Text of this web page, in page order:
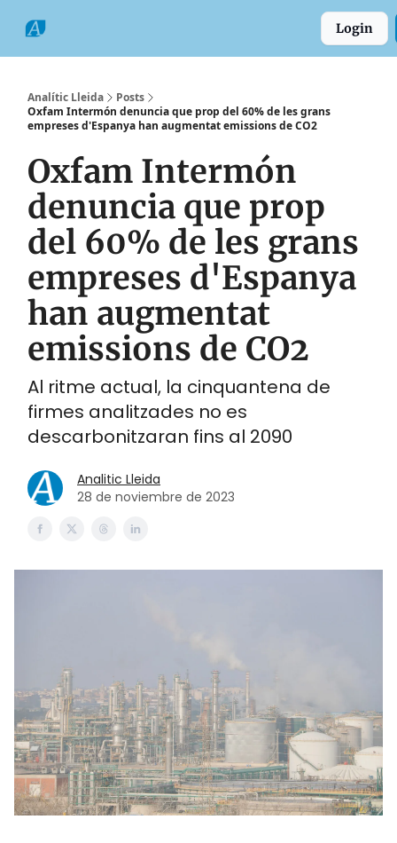
Login
Analític Lleida
Posts
Oxfam Intermón denuncia que prop del 60% de les grans
empreses d'Espanya han augmentat emissions de CO2
Oxfam Intermón
denuncia que prop
del 60% de les grans
empreses d'Espanya
han augmentat
emissions de CO2
Al ritme actual, la cinquantena de
firmes analitzades no es
descarbonitzaran fins al 2090
Analitic Lleida
28 de noviembre de 2023